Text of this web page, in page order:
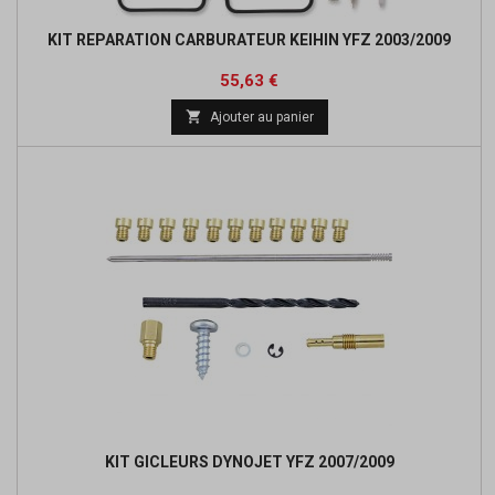
KIT REPARATION CARBURATEUR KEIHIN YFZ 2003/2009
Prix
55,63 €
base
 Ajouter au panier
KIT GICLEURS DYNOJET YFZ 2007/2009